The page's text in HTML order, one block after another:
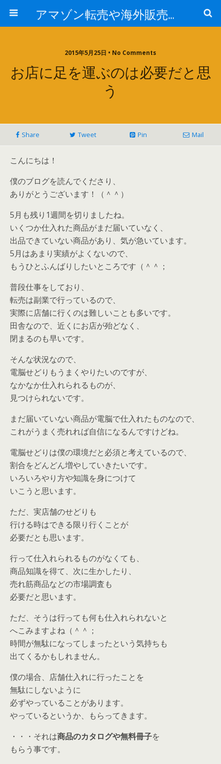
アマゾン転売や海外販売に挑戦するブログ
2015年5月25日 • No Comments
お店に足を運ぶのは必要だと思
う
Share Tweet Pin Mail
こんにちは！
僕のブログを読んでくださり、
ありがとうございます！（＾＾）
5月も残り1週間を切りましたね。
いくつか仕入れた商品がまだ届いていなく、
出品できていない商品があり、気が急いています。
5月はあまり実績がよくないので、
もうひとふんばりしたいところです（＾＾；
普段仕事をしており、
転売は副業で行っているので、
実際に店舗に行くのは難しいことも多いです。
田舎なので、近くにお店が殆どなく、
閉まるのも早いです。
そんな状況なので、
電脳せどりもうまくやりたいのですが、
なかなか仕入れられるものが、
見つけられないです。
まだ届いていない商品が電脳で仕入れたものなので、
これがうまく売れれば自信になるんですけどね。
電脳せどりは僕の環境だと必須と考えているので、
割合をどんどん増やしていきたいです。
いろいろやり方や知識を身につけて
いこうと思います。
ただ、実店舗のせどりも
行ける時はできる限り行くことが
必要だとも思います。
行って仕入れられるものがなくても、
商品知識を得て、次に生かしたり、
売れ筋商品などの市場調査も
必要だと思います。
ただ、そうは行っても何も仕入れられないと
へこみますよね（＾＾；
時間が無駄になってしまったという気持ちも
出てくるかもしれません。
僕の場合、店舗仕入れに行ったことを
無駄にしないように
必ずやっていることがあります。
やっているというか、もらってきます。
・・・それは商品のカタログや無料冊子を
もらう事です。